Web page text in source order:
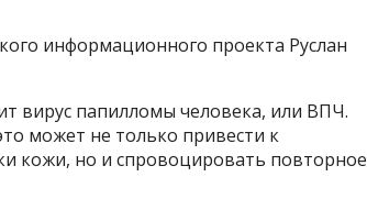
информационного проекта Руслан
вирус папилломы человека, или ВПЧ.
может не только привести к
кожи, но и спровоцировать повторное